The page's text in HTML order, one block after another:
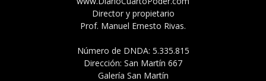
Director y propietario
Prof. Manuel Ernesto Rivas.
Número de DNDA: 5.335.815
Dirección: San Martín 667
Galería San Martín